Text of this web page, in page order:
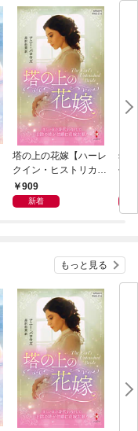
塔の上の花嫁【ハーレ
クイン・ヒストリカ
ル・スペシャル版】
909
新着
幼
作
もっと見る